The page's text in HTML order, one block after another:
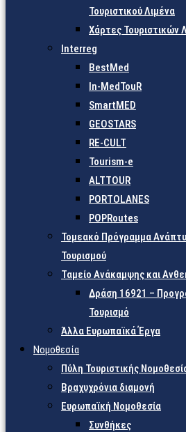
Τουριστικού Λιμένα
Χάρτες Τουριστικών
Interreg
BestMed
In-MedTouR
SmartMED
GEOSTARS
RE-CULT
Tourism-e
ALTTOUR
PORTOLANES
POPRoutes
Τομεακό Πρόγραμμα
Τουρισμού
Ταμείο Ανάκαμψης και
Δράση 16921 –
Τουρισμό
Άλλα Ευρωπαϊκά Έργα
Νομοθεσία
Πύλη Τουριστικής
Βραχυχρόνια διαμονή
Ευρωπαϊκή Νομοθεσία
Συνθήκες